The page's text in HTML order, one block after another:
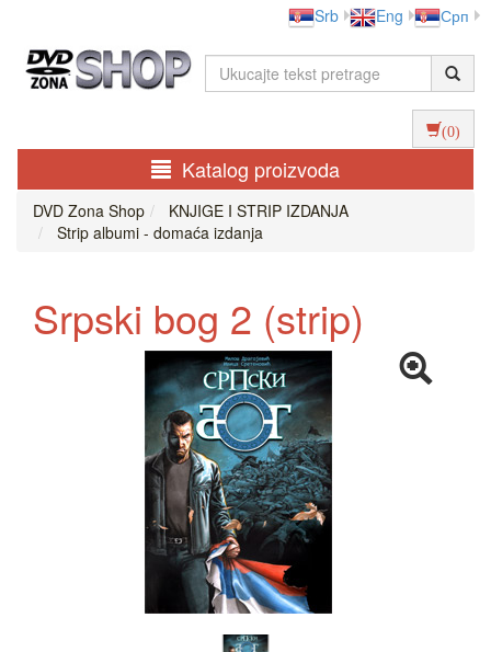
Srb Eng Срп
(0)
Katalog proizvoda
DVD Zona Shop
KNJIGE I STRIP IZDANJA
Strip albumi - domaća izdanja
Srpski bog 2 (strip)